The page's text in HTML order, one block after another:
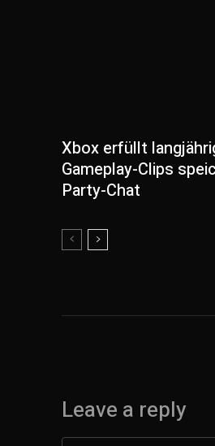
Xbox erfüllt
Gameplay-Clips
Party-Chat
Leave a reply